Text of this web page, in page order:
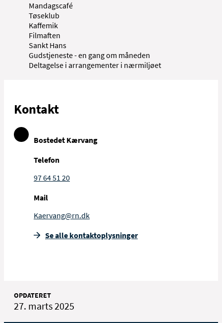
Mandagscafé
Tøseklub
Kaffemik
Filmaften
Sankt Hans
Gudstjeneste - en gang om måneden
Deltagelse i arrangementer i nærmiljøet
Kontakt
Bostedet Kærvang
Telefon
97 64 51 20
Mail
Kaervang@rn.dk
Se alle kontakt­oplysninger
OPDATERET
27. marts 2025